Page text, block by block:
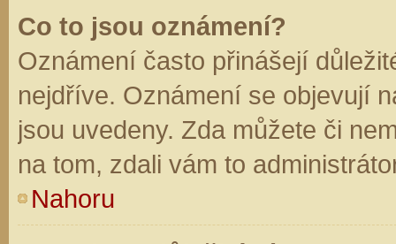
Co to jsou oznámení?
Oznámení často přinášejí
nejdříve. Oznámení se objevují
jsou uvedeny. Zda můžete či
na tom, zdali vám to
Nahoru